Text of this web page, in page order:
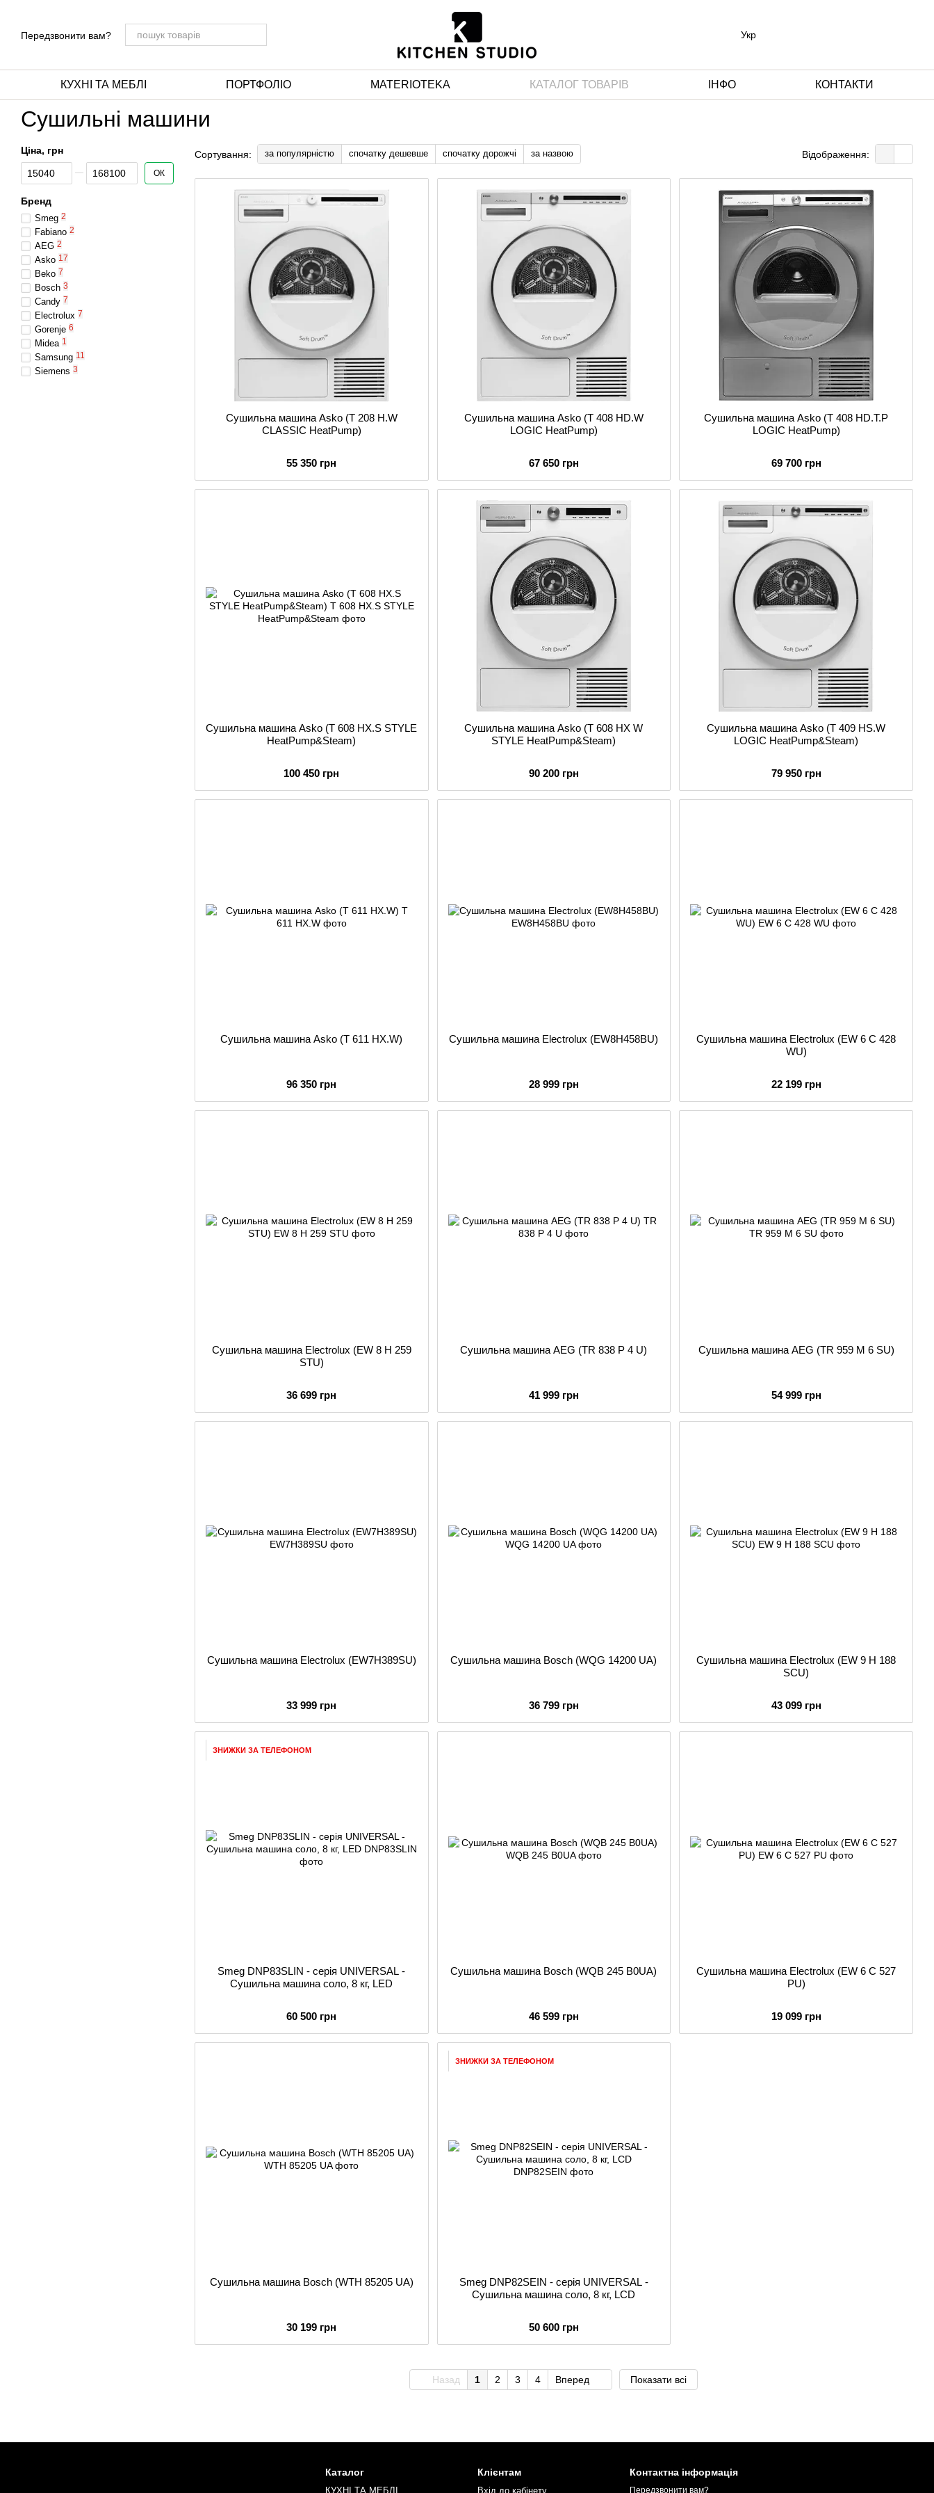
Передзвонити вам? Укр
КУХНІ ТА МЕБЛІ ПОРТФОЛІО MATERIOTEKA КАТАЛОГ ТОВАРІВ ІНФО КОНТАКТИ
Сушильні машини
Сортування: за популярністю спочатку дешевше спочатку дорожчі за назвою Відображення:
Сушильна машина Asko (T 208 H.W
CLASSIC HeatPump)
55 350 грн
Сушильна машина Asko (T 408 HD.W
LOGIC HeatPump)
67 650 грн
Сушильна машина Asko (T 408 HD.T.P
LOGIC HeatPump)
69 700 грн
Сушильна машина Asko (T 608 HX.S STYLE
HeatPump&Steam)
100 450 грн
Сушильна машина Asko (T 608 HX W
STYLE HeatPump&Steam)
90 200 грн
Сушильна машина Asko (T 409 HS.W
LOGIC HeatPump&Steam)
79 950 грн
Сушильна машина Asko (T 611 HX.W)
96 350 грн
Сушильна машина Electrolux (EW8H458BU)
28 999 грн
Сушильна машина Electrolux (EW 6 C 428
WU)
22 199 грн
Сушильна машина Electrolux (EW 8 H 259
STU)
36 699 грн
Сушильна машина AEG (TR 838 P 4 U)
41 999 грн
Сушильна машина AEG (TR 959 M 6 SU)
54 999 грн
Сушильна машина Electrolux (EW7H389SU)
33 999 грн
Сушильна машина Bosch (WQG 14200 UA)
36 799 грн
Сушильна машина Electrolux (EW 9 H 188
SCU)
43 099 грн
ЗНИЖКИ ЗА ТЕЛЕФОНОМ
Smeg DNP83SLIN - серія UNIVERSAL -
Сушильна машина соло, 8 кг, LED
60 500 грн
Сушильна машина Bosch (WQB 245 B0UA)
46 599 грн
Сушильна машина Electrolux (EW 6 C 527
PU)
19 099 грн
Сушильна машина Bosch (WTH 85205 UA)
30 199 грн
ЗНИЖКИ ЗА ТЕЛЕФОНОМ
Smeg DNP82SEIN - серія UNIVERSAL -
Сушильна машина соло, 8 кг, LCD
50 600 грн
Назад 1 2 3 4 Вперед Показати всі
Ціна, грн
Від Ціна, грн
До Ціна, грн ОК
Бренд
Smeg 2
Fabiano 2
AEG 2
Asko 17
Beko 7
Bosch 3
Candy 7
Electrolux 7
Gorenje 6
Midea 1
Samsung 11
Siemens 3
Каталог
КУХНІ ТА МЕБЛІ
Клієнтам
Вхід до кабінету
Контактна інформація
Передзвонити вам?